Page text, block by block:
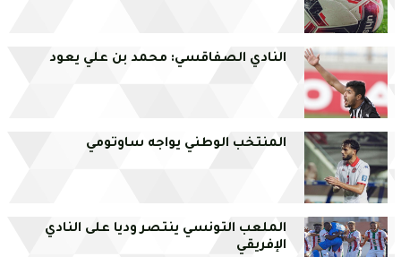
النادي الصفاقسي: محمد بن علي يعود
المنتخب الوطني يواجه ساوتومي
الملعب التونسي ينتصر وديا على النادي
الإفريقي